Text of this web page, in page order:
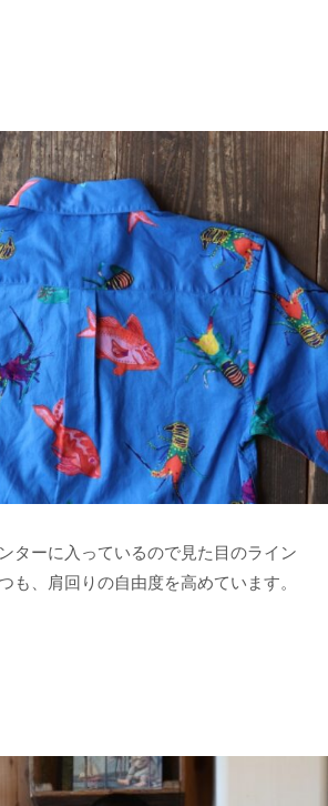
ターに入っているので見た目のライン
も、肩回りの自由度を高めています。